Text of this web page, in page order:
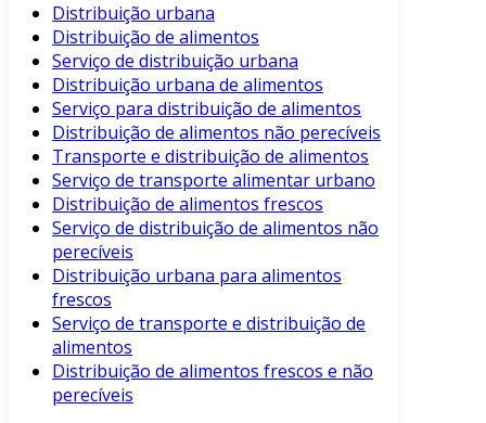
Distribuição urbana
Distribuição de alimentos
Serviço de distribuição urbana
Distribuição urbana de alimentos
Serviço para distribuição de alimentos
Distribuição de alimentos não perecíveis
Transporte e distribuição de alimentos
Serviço de transporte alimentar urbano
Distribuição de alimentos frescos
Serviço de distribuição de alimentos não
perecíveis
Distribuição urbana para alimentos
frescos
Serviço de transporte e distribuição de
alimentos
Distribuição de alimentos frescos e não
perecíveis